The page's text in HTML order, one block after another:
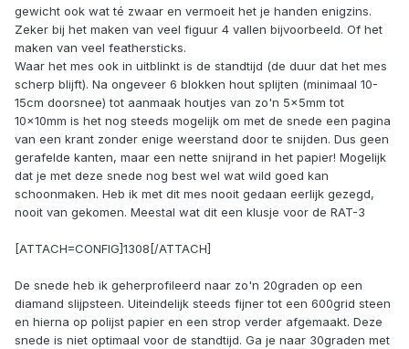
gewicht ook wat té zwaar en vermoeit het je handen enigzins.
Zeker bij het maken van veel figuur 4 vallen bijvoorbeeld. Of het
maken van veel feathersticks.
Waar het mes ook in uitblinkt is de standtijd (de duur dat het mes
scherp blijft). Na ongeveer 6 blokken hout splijten (minimaal 10-
15cm doorsnee) tot aanmaak houtjes van zo'n 5x5mm tot
10x10mm is het nog steeds mogelijk om met de snede een pagina
van een krant zonder enige weerstand door te snijden. Dus geen
gerafelde kanten, maar een nette snijrand in het papier! Mogelijk
dat je met deze snede nog best wel wat wild goed kan
schoonmaken. Heb ik met dit mes nooit gedaan eerlijk gezegd,
nooit van gekomen. Meestal wat dit een klusje voor de RAT-3
[ATTACH=CONFIG]1308[/ATTACH]
De snede heb ik geherprofileerd naar zo'n 20graden op een
diamand slijpsteen. Uiteindelijk steeds fijner tot een 600grid steen
en hierna op polijst papier en een strop verder afgemaakt. Deze
snede is niet optimaal voor de standtijd. Ga je naar 30graden met